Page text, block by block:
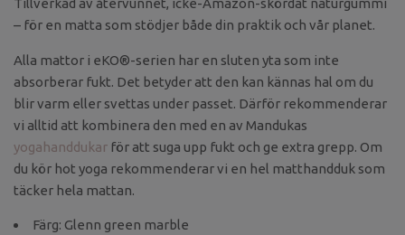
Tillverkad av återvunnet, icke-Amazon-skördat naturgummi
– för en matta som stödjer både din praktik och vår planet.
Alla mattor i eKO®-serien har en sluten yta som inte
absorberar fukt. Det betyder att den kan kännas hal om du
blir varm eller svettas under passet. Därför rekommenderar
vi alltid att kombinera den med en av Mandukas
yogahanddukar för att suga upp fukt och ge extra grepp. Om
du kör hot yoga rekommenderar vi en hel matthandduk som
täcker hela mattan.
Färg: Glenn green marble